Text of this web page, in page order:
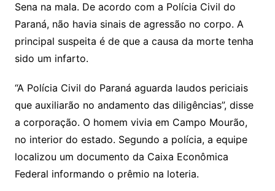
Sena na mala. De acordo com a Polícia Civil do
Paraná, não havia sinais de agressão no corpo. A
principal suspeita é de que a causa da morte tenha
sido um infarto.
“A Polícia Civil do Paraná aguarda laudos periciais
que auxiliarão no andamento das diligências”, disse
a corporação. O homem vivia em Campo Mourão,
no interior do estado. Segundo a polícia, a equipe
localizou um documento da Caixa Econômica
Federal informando o prêmio na loteria.